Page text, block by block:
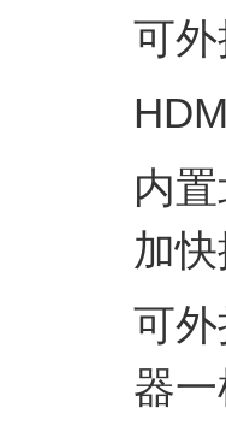
可
内
加
可
器